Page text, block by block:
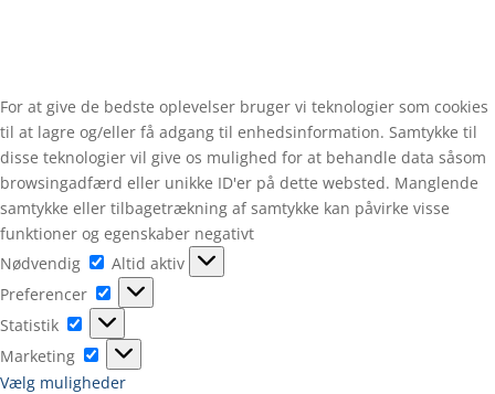
For at give de bedste oplevelser bruger vi teknologier som cookies
til at lagre og/eller få adgang til enhedsinformation. Samtykke til
disse teknologier vil give os mulighed for at behandle data såsom
browsingadfærd eller unikke ID'er på dette websted. Manglende
samtykke eller tilbagetrækning af samtykke kan påvirke visse
funktioner og egenskaber negativt
Nødvendig
Nødvendig
Altid aktiv
Preferencer
Preferencer
Statistik
Statistik
Marketing
Marketing
Vælg muligheder